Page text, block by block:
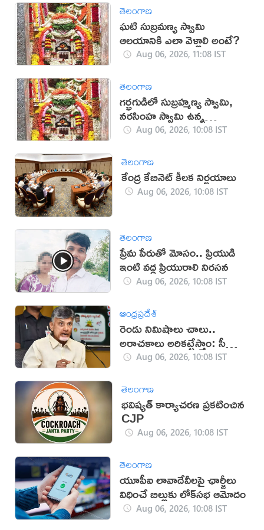
తెలంగాణ
ఘటి సుబ్రమణ్య స్వామి
ఆలయానికి ఎలా వెళ్లాలి అంటే?
Aug 06, 2026, 11:08 IST
తెలంగాణ
గర్భగుడిలో సుబ్రహ్మణ్య స్వామి,
నరసింహ స్వామి ఉన్న
దేవాలయం ఇదే
Aug 06, 2026, 10:08 IST
తెలంగాణ
కేంద్ర కేబినెట్ కీలక నిర్ణయాలు
Aug 06, 2026, 10:08 IST
తెలంగాణ
ప్రేమ పేరుతో మోసం.. ప్రియుడి
ఇంటి వద్ద ప్రియురాలి నిరసన
Aug 06, 2026, 10:08 IST
ఆంధ్రప్రదేశ్
రెండు నిమిషాలు చాలు..
అరాచకాలు అరికట్టేస్తాం: సీఎం
చంద్రబాబు
Aug 06, 2026, 10:08 IST
తెలంగాణ
భవిష్యత్ కార్యాచరణ ప్రకటించిన
CJP
Aug 06, 2026, 10:08 IST
తెలంగాణ
యూపీఐ లావాదేవీలపై ఛార్జీలు
విధించే బిల్లుకు లోక్‌సభ ఆమోదం
Aug 06, 2026, 10:08 IST